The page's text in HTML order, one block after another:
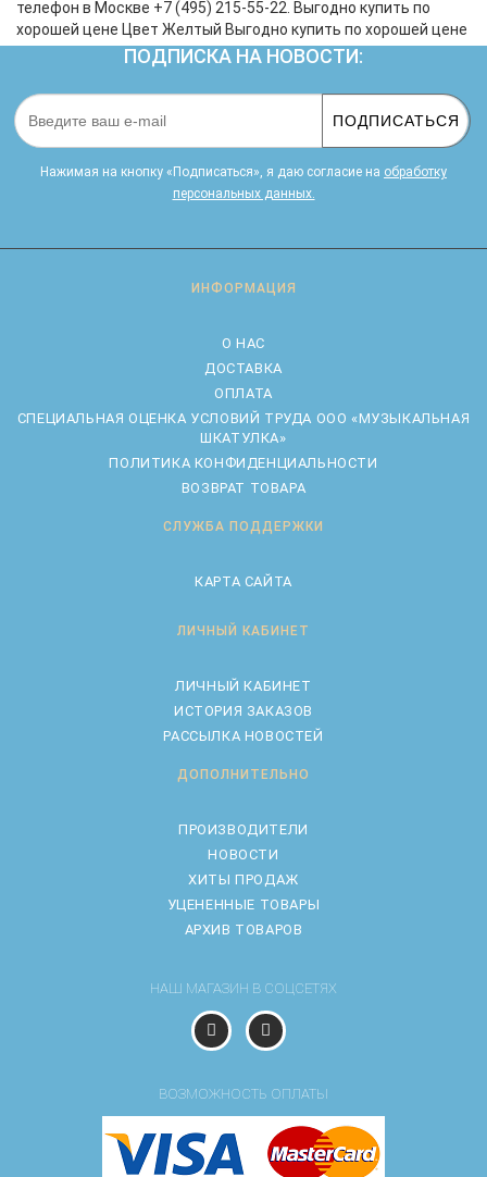
телефон в Москве +7 (495) 215-55-22. Выгодно купить по
хорошей цене Цвет Желтый Выгодно купить по хорошей цене
ПОДПИСКА НА НОВОСТИ:
ПОДПИСАТЬСЯ
Нажимая на кнопку «Подписаться», я даю cогласие на обработку
персональных данных.
ИНФОРМАЦИЯ
О НАС
ДОСТАВКА
ОПЛАТА
CПЕЦИАЛЬНАЯ ОЦЕНКА УСЛОВИЙ ТРУДА ООО «МУЗЫКАЛЬНАЯ
ШКАТУЛКА»
ПОЛИТИКА КОНФИДЕНЦИАЛЬНОСТИ
ВОЗВРАТ ТОВАРА
СЛУЖБА ПОДДЕРЖКИ
КАРТА САЙТА
ЛИЧНЫЙ КАБИНЕТ
ЛИЧНЫЙ КАБИНЕТ
ИСТОРИЯ ЗАКАЗОВ
РАССЫЛКА НОВОСТЕЙ
ДОПОЛНИТЕЛЬНО
ПРОИЗВОДИТЕЛИ
НОВОСТИ
ХИТЫ ПРОДАЖ
УЦЕНЕННЫЕ ТОВАРЫ
АРХИВ ТОВАРОВ
НАШ МАГАЗИН В СОЦСЕТЯХ
ВОЗМОЖНОСТЬ ОПЛАТЫ